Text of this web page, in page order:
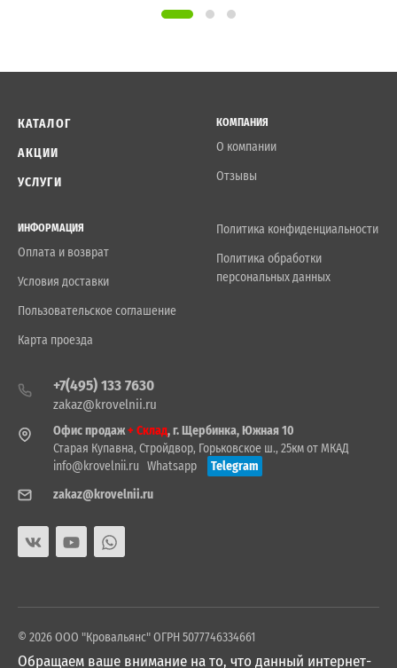
КАТАЛОГ
АКЦИИ
УСЛУГИ
КОМПАНИЯ
О компании
Отзывы
ИНФОРМАЦИЯ
Оплата и возврат
Условия доставки
Пользовательское соглашение
Карта проезда
Политика конфиденциальности
Политика обработки
персональных данных
+7(495) 133 7630
zakaz@krovelnii.ru
Офис продаж+ Склад, г. Щербинка, Южная 10
Старая Купавна, Стройдвор, Горьковское ш., 25км от МКАД
info@krovelnii.ru Whatsapp
Telegram
zakaz@krovelnii.ru
© 2026 ООО "Кровальянс" ОГРН 5077746334661
Обращаем ваше внимание на то, что данный интернет-